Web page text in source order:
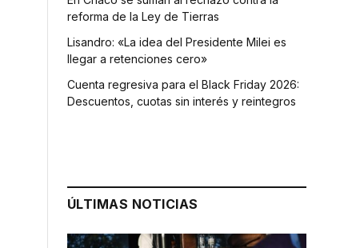
reforma de la Ley de Tierras
Lisandro: «La idea del Presidente Milei es
llegar a retenciones cero»
Cuenta regresiva para el Black Friday 2026:
Descuentos, cuotas sin interés y reintegros
ÚLTIMAS NOTICIAS